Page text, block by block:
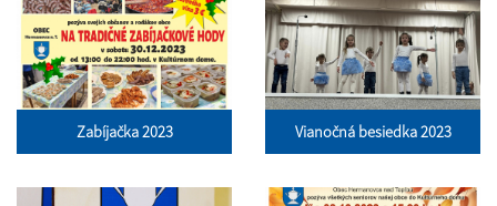
Zabíjačka 2023 Vianočná besiedka 2023